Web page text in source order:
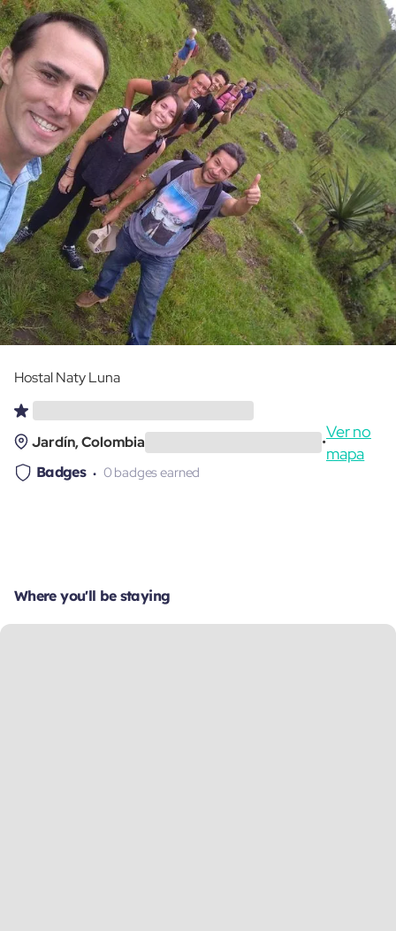
Hostal Naty Luna
Jardín, Colombia •
Ver no
mapa
Badges 0 badges earned
Where you'll be staying